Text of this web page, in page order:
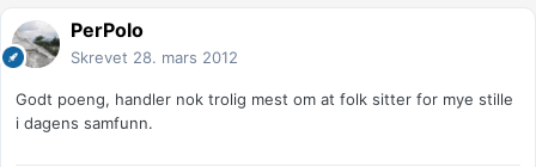
PerPolo
Skrevet 28. mars 2012
Godt poeng, handler nok trolig mest om at folk sitter for mye stille
i dagens samfunn.